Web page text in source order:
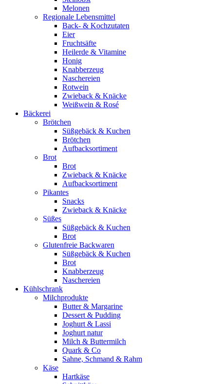
Melonen
Regionale Lebensmittel
Back- & Kochzutaten
Eier
Fruchtsäfte
Heilerde & Vitamine
Honig
Knabberzeug
Naschereien
Rotwein
Zwieback & Knäcke
Weißwein & Rosé
Bäckerei
Brötchen
Süßgebäck & Kuchen
Brötchen
Aufbacksortiment
Brot
Brot
Zwieback & Knäcke
Aufbacksortiment
Pikantes
Snacks
Zwieback & Knäcke
Süßes
Süßgebäck & Kuchen
Brot
Glutenfreie Backwaren
Süßgebäck & Kuchen
Brot
Knabberzeug
Naschereien
Kühlschrank
Milchprodukte
Butter & Margarine
Dessert & Pudding
Joghurt & Lassi
Joghurt natur
Milch & Buttermilch
Quark & Co
Sahne, Schmand & Rahm
Käse
Hartkäse